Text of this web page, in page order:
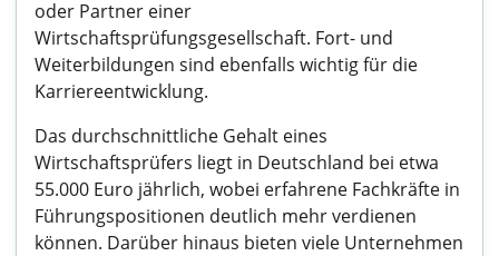
oder Partner einer
Wirtschaftsprüfungsgesellschaft. Fort- und
Weiterbildungen sind ebenfalls wichtig für die
Karriereentwicklung.
Das durchschnittliche Gehalt eines
Wirtschaftsprüfers liegt in Deutschland bei etwa
55.000 Euro jährlich, wobei erfahrene Fachkräfte in
Führungspositionen deutlich mehr verdienen
können. Darüber hinaus bieten viele Unternehmen